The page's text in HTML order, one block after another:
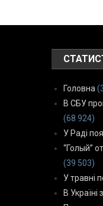
Головна
В СБУ
(68 924)
У Раді
“Голый”
(39 503)
У травні
В